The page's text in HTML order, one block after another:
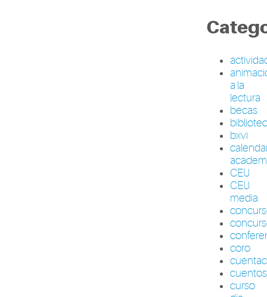
a la
lectura
becas
bxvi
CEU
CEU
media
coro
cuentos
curso